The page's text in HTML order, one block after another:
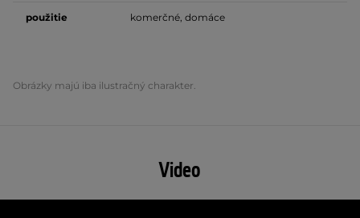
použitie komerčné, domáce
Obrázky majú iba ilustračný charakter.
Video